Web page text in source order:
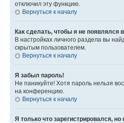
отключил эту функцию.
Вернуться к началу
Как сделать, чтобы я не появлялся
В настройках личного раздела вы
скрытым пользователем.
Вернуться к началу
Я забыл пароль!
Не паникуйте! Хотя пароль нельзя
на конференцию.
Вернуться к началу
Я только что зарегистрировался, но